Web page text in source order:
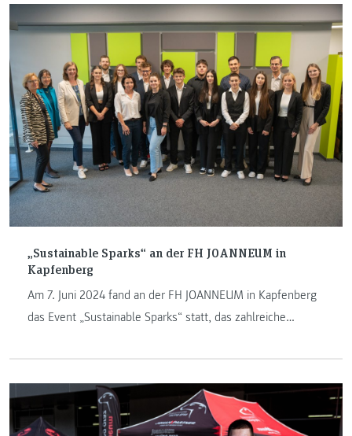
„Sustainable Sparks“ an der FH JOANNEUM in
Kapfenberg
Am 7. Juni 2024 fand an der FH JOANNEUM in Kapfenberg
das Event „Sustainable Sparks“ statt, das zahlreiche
nachhaltigen Ideen vorstellten.